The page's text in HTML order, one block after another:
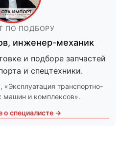
ПО ПОДБОРУ
, инженер-механик
и подборе запчастей
и спецтехники.
, «Эксплуатация транспортно-
машин и комплексов».
о специалисте →